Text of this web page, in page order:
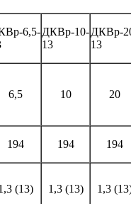
6,5-ДКВр-10-
13
ДКВр-
13
6,5 10 20
194 194 194
(13) 1,3 (13) 1,3